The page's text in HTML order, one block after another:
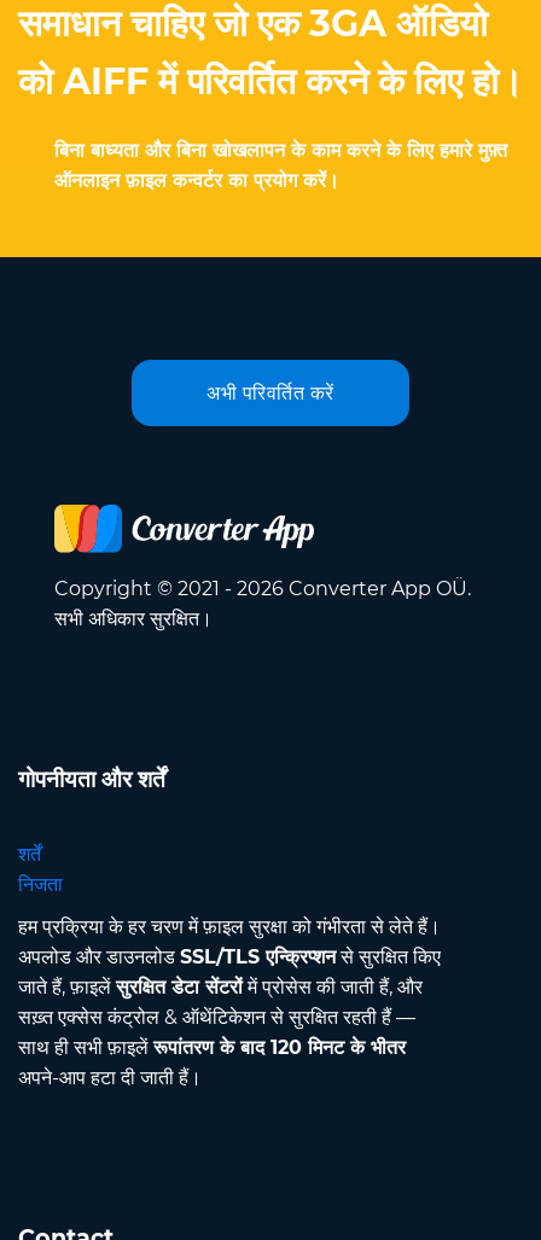
समाधान चाहिए जो एक 3GA ऑडियो
को AIFF में परिवर्तित करने के लिए हो।
बिना बाध्यता और बिना खोखलापन के काम करने के लिए हमारे मुफ़्त
ऑनलाइन फ़ाइल कन्वर्टर का प्रयोग करें।
अभी परिवर्तित करें
Copyright © 2021 - 2026 Converter App OÜ.
सभी अधिकार सुरक्षित।
गोपनीयता और शर्तें
शर्तें
निजता
हम प्रक्रिया के हर चरण में फ़ाइल सुरक्षा को गंभीरता से लेते हैं।
अपलोड और डाउनलोड SSL/TLS एन्क्रिप्शनसे सुरक्षित किए
जाते हैं, फ़ाइलेंसुरक्षित डेटा सेंटरोंमें प्रोसेस की जाती हैं, और
सख़्त एक्सेस कंट्रोल & ऑथेंटिकेशन से सुरक्षित रहती हैं —
साथ ही सभी फ़ाइलेंरूपांतरण के बाद 120 मिनट के भीतर
अपने-आप हटा दी जाती हैं।